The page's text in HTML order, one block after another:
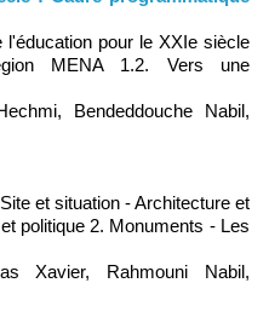
pour le XXIe siècle
MENA 1.2. Vers une
Bendeddouche Nabil,
et situation - Architecture et
politique 2. Monuments - Les
Xavier, Rahmouni Nabil,